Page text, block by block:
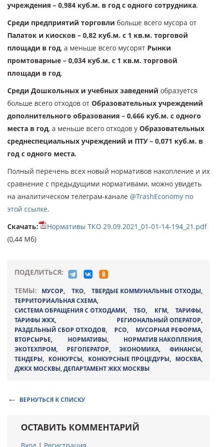
учреждения – 0,984 куб.м. в год с одного сотрудника.
Среди предприятий торговли больше всего мусора от
Палаток и киосков – 0,82 куб.м. с 1 кв.м. торговой
площади в год, а меньше всего мусорят Рынки
промтоварные – 0,034 куб.м. с 1 кв.м. торговой
площади в год.
Среди Дошкольных и учебных заведений образуется
больше всего отходов от Образовательных учреждений
дополнительного образования – 0,666 куб.м. с одного
места в год, а меньше всего отходов у Образовательных
среднеспециальных учреждений и ПТУ – 0,071 куб.м. в
год с одного места.
Полный перечень всех новый нормативов накопление и их
сравнение с предыдущими нормативами, можно увидеть
на аналитическом телеграм-канале @TrashEconomy по
этой ссылке.
Скачать:
Нормативы ТКО 29.09.2021_01-01-14-194_21.pdf
(0,44 Мб)
ПОДЕЛИТЬСЯ:
ТЕМЫ:
МУСОР, ТКО, ТВЕРДЫЕ КОММУНАЛЬНЫЕ ОТХОДЫ,
ТЕРРИТОРИАЛЬНАЯ СХЕМА,
СИСТЕМА ОБРАЩЕНИЯ С ОТХОДАМИ,ТБО, КГМ,ТАРИФЫ,
ТАРИФЫ ЖКХ, РЕГИОНАЛЬНЫЙ ОПЕРАТОР,
РАЗДЕЛЬНЫЙ СБОР ОТХОДОВ, РСО, МУСОРНАЯ РЕФОРМА,
ВТОРСЫРЬЕ, НОРМАТИВЫ, НОРМАТИВ НАКОПЛЕНИЯ,
ЭКОТЕХПРОМ, РЕГОПЕРАТОР,ЭКОНОМИКА,ФИНАНСЫ,
ТЕНДЕРЫ, КОНКУРСЫ, КОНКУРСНЫЕ ПРОЦЕДУРЫ, МОСКВА,
ДЖКХ МОСКВЫ,ДЕПАРТАМЕНТ ЖКХ МОСКВЫ
ВЕРНУТЬСЯ К СПИСКУ
ОСТАВИТЬ КОММЕНТАРИЙ